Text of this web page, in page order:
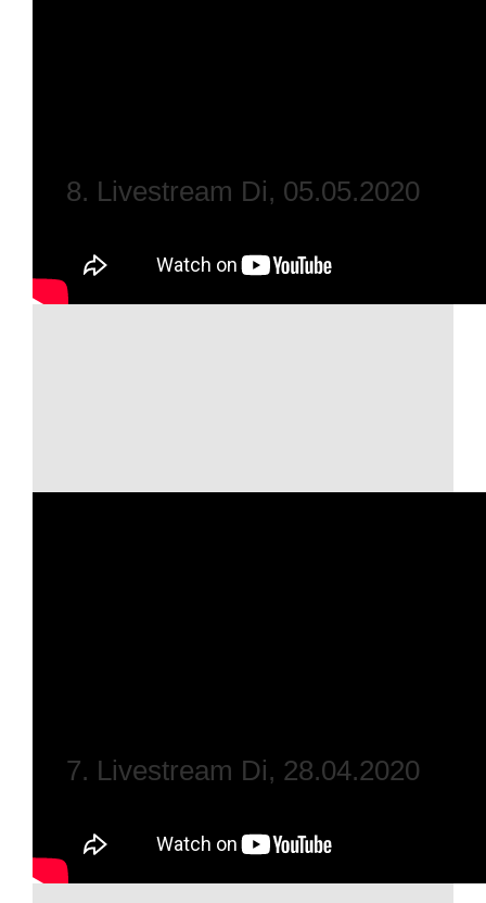
8. Livestream Di, 05.05.2020
7. Livestream Di, 28.04.2020